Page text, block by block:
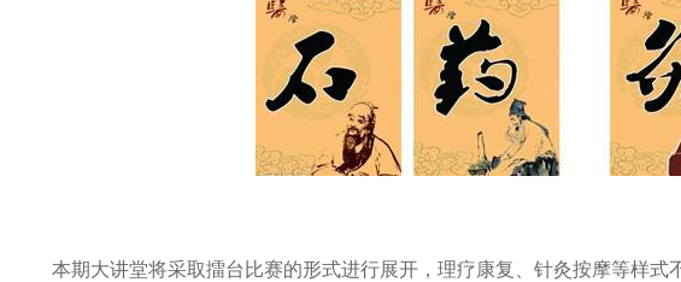
本期大讲堂将采取擂台比赛的形式进行展开，理疗康复、针灸按摩等样式